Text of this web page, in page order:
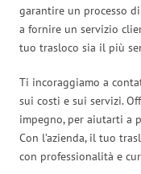
garantire un processo
a fornire un servizio
tuo trasloco sia il più
Ti incoraggiamo a
sui costi e sui servizi.
impegno, per aiutarti a
Con l’azienda, il tuo
con professionalità e